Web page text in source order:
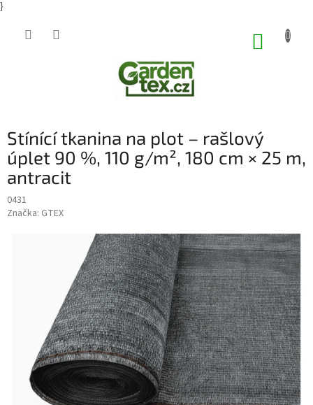
}
Stínící tkanina na plot – rašlový
úplet 90 %, 110 g/m², 180 cm × 25 m,
antracit
0431
Značka: GTEX